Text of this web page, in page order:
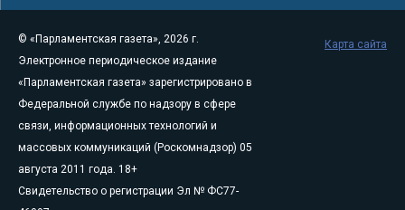
© «Парламентская газета», 2026 г.
Электронное периодическое издание
«Парламентская газета» зарегистрировано в
Федеральной службе по надзору в сфере
связи, информационных технологий и
массовых коммуникаций (Роскомнадзор) 05
августа 2011 года. 18+
Свидетельство о регистрации Эл № ФС77-
Карта сайта